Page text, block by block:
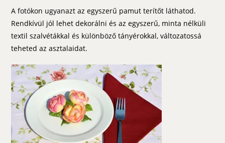
A fotókon ugyanazt az egyszerű pamut terítőt láthatod.
Rendkívül jól lehet dekorálni és az egyszerű, minta nélküli
textil szalvétákkal és különböző tányérokkal, változatossá
teheted az asztalaidat.